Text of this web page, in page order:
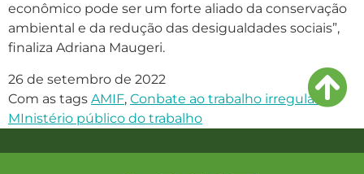
econômico pode ser um forte aliado da conservação
ambiental e da redução das desigualdades sociais”,
finaliza Adriana Maugeri.
26 de setembro de 2022
Com as tags AMIF, Conbate ao trabalho irregular
MInistério público do trabalho